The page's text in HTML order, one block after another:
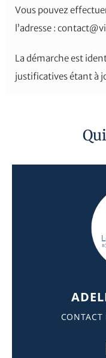
Vous pouvez
l’adresse :
La démarche est
justificatives étant à
CONTACT